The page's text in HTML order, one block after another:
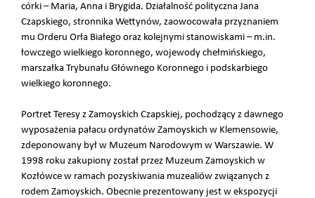
córki – Maria, Anna i Brygida. Działalność polityczna Jana
Czapskiego, stronnika Wettynów, zaowocowała przyznaniem
mu Orderu Orła Białego oraz kolejnymi stanowiskami – m.in.
łowczego wielkiego koronnego, wojewody chełmińskiego,
marszałka Trybunału Głównego Koronnego i podskarbiego
wielkiego koronnego.
Portret Teresy z Zamoyskich Czapskiej, pochodzący z dawnego
wyposażenia pałacu ordynatów Zamoyskich w Klemensowie,
zdeponowany był w Muzeum Narodowym w Warszawie. W
1998 roku zakupiony został przez Muzeum Zamoyskich w
Kozłówce w ramach pozyskiwania muzealiów związanych z
rodem Zamoyskich. Obecnie prezentowany jest w ekspozycji